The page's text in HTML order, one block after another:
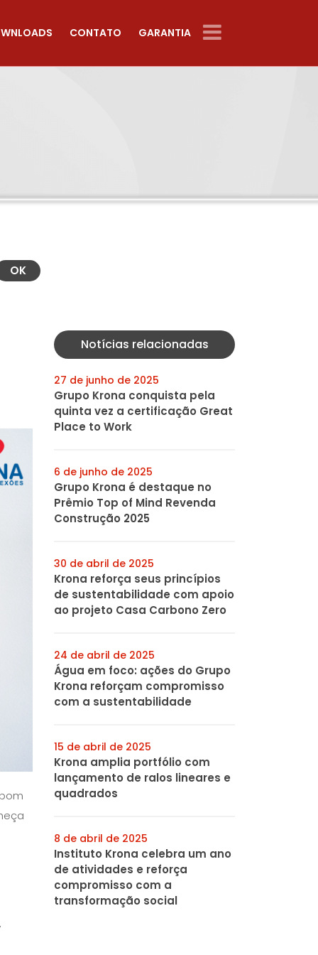
CONTATO GARANTIA
OK
Notícias relacionadas
27 de junho de 2025
Grupo Krona conquista pela
quinta vez a certificação Great
Place to Work
6 de junho de 2025
Grupo Krona é destaque no
Prêmio Top of Mind Revenda
Construção 2025
30 de abril de 2025
Krona reforça seus princípios
de sustentabilidade com apoio
ao projeto Casa Carbono Zero
24 de abril de 2025
Água em foco: ações do Grupo
Krona reforçam compromisso
com a sustentabilidade
15 de abril de 2025
Krona amplia portfólio com
lançamento de ralos lineares e
quadrados
8 de abril de 2025
Instituto Krona celebra um ano
de atividades e reforça
compromisso com a
transformação social